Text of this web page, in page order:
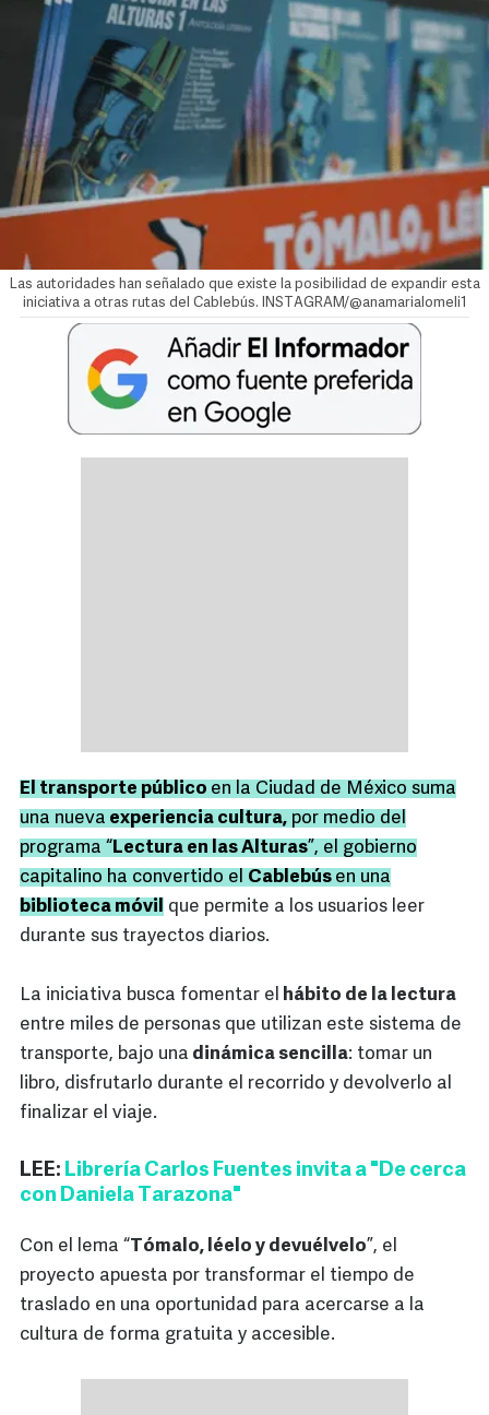
Las autoridades han señalado que existe la posibilidad de expandir esta
iniciativa a otras rutas del Cablebús. INSTAGRAM/@anamarialomeli1
El transporte público en la Ciudad de México suma
una nueva experiencia cultura, por medio del
programa “Lectura en las Alturas”, el gobierno
capitalino ha convertido el Cablebús en una
biblioteca móvil que permite a los usuarios leer
durante sus trayectos diarios.
La iniciativa busca fomentar el hábito de la lectura
entre miles de personas que utilizan este sistema de
transporte, bajo una dinámica sencilla: tomar un
libro, disfrutarlo durante el recorrido y devolverlo al
finalizar el viaje.
LEE: Librería Carlos Fuentes invita a "De cerca
con Daniela Tarazona"
Con el lema “Tómalo, léelo y devuélvelo”, el
proyecto apuesta por transformar el tiempo de
traslado en una oportunidad para acercarse a la
cultura de forma gratuita y accesible.